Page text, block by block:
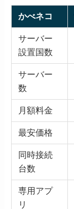
かべネコ
サーバー
設置国数
サーバー
数
月額料金
最安価格
同時接続
台数
専用アプ
リ